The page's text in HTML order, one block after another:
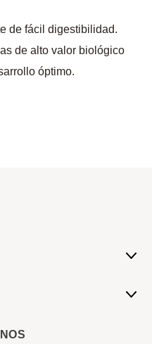
de fácil digestibilidad.
de alto valor biológico
óptimo.